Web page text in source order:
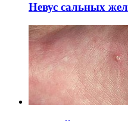
Невус сальных